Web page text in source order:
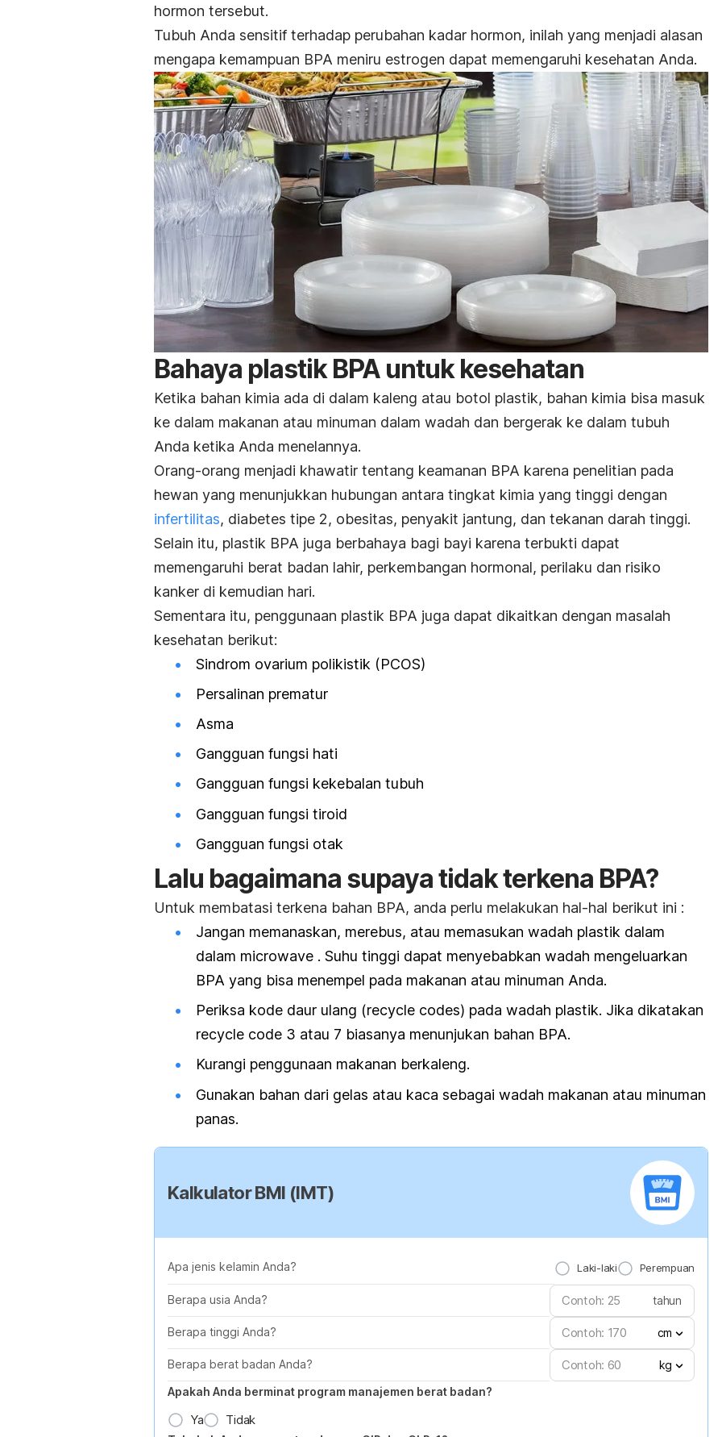
hormon tersebut.
Tubuh Anda sensitif terhadap perubahan kadar hormon, inilah yang menjadi alasan
mengapa kemampuan BPA meniru estrogen dapat memengaruhi kesehatan Anda.
Bahaya plastik BPA untuk kesehatan
Ketika bahan kimia ada di dalam kaleng atau botol plastik, bahan kimia bisa masuk
ke dalam makanan atau minuman dalam wadah dan bergerak ke dalam tubuh
Anda ketika Anda menelannya.
Orang-orang menjadi khawatir tentang keamanan BPA karena penelitian pada
hewan yang menunjukkan hubungan antara tingkat kimia yang tinggi dengan
infertilitas, diabetes tipe 2, obesitas, penyakit jantung, dan tekanan darah tinggi.
Selain itu, plastik BPA juga berbahaya bagi bayi karena terbukti dapat
memengaruhi berat badan lahir, perkembangan hormonal, perilaku dan risiko
kanker di kemudian hari.
Sementara itu, penggunaan plastik BPA juga dapat dikaitkan dengan masalah
kesehatan berikut:
Sindrom ovarium polikistik (PCOS)
Persalinan prematur
Asma
Gangguan fungsi hati
Gangguan fungsi kekebalan tubuh
Gangguan fungsi tiroid
Gangguan fungsi otak
Lalu bagaimana supaya tidak terkena BPA?
Untuk membatasi terkena bahan BPA, anda perlu melakukan hal-hal berikut ini :
Jangan memanaskan, merebus, atau memasukan wadah plastik dalam
dalam microwave . Suhu tinggi dapat menyebabkan wadah mengeluarkan
BPA yang bisa menempel pada makanan atau minuman Anda.
Periksa kode daur ulang (recycle codes) pada wadah plastik. Jika dikatakan
recycle code 3 atau 7 biasanya menunjukan bahan BPA.
Kurangi penggunaan makanan berkaleng.
Gunakan bahan dari gelas atau kaca sebagai wadah makanan atau minuman
panas.
Kalkulator BMI (IMT)
Apa jenis kelamin Anda? Laki-laki Perempuan
Berapa usia Anda? tahun
Berapa tinggi Anda? cm
Berapa berat badan Anda?
kg
Apakah Anda berminat program manajemen berat badan?
Ya Tidak